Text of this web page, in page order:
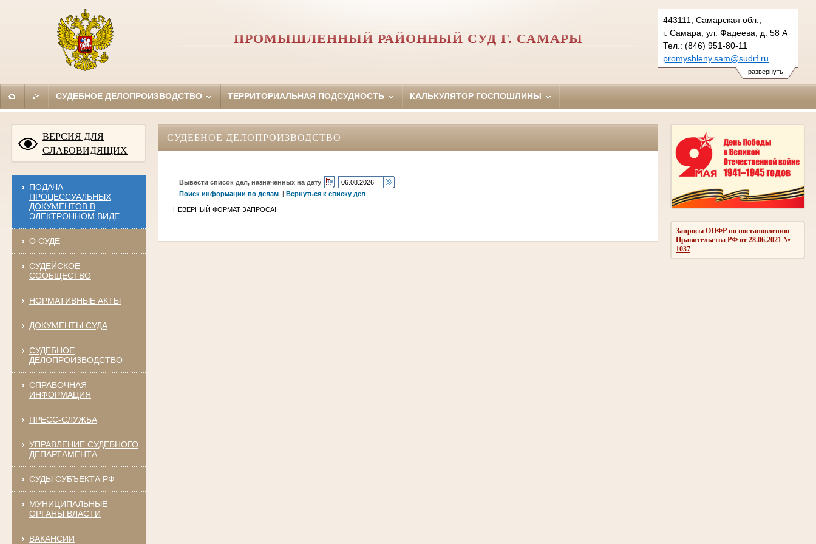
развернуть
443111, Самарская обл.,
г. Самара, ул. Фадеева, д. 58 А
Тел.: (846) 951-80-11
promyshleny.sam@sudrf.ru
ПРОМЫШЛЕННЫЙ РАЙОННЫЙ СУД Г. САМАРЫ
СУДЕБНОЕ ДЕЛОПРОИЗВОДСТВО ТЕРРИТОРИАЛЬНАЯ ПОДСУДНОСТЬ КАЛЬКУЛЯТОР ГОСПОШЛИНЫ
ВЕРСИЯ ДЛЯ
СЛАБОВИДЯЩИХ
ПОДАЧА
ПРОЦЕССУАЛЬНЫХ
ДОКУМЕНТОВ В
ЭЛЕКТРОННОМ ВИДЕ
О СУДЕ
СУДЕЙСКОЕ
СООБЩЕСТВО
НОРМАТИВНЫЕ АКТЫ
ДОКУМЕНТЫ СУДА
СУДЕБНОЕ
ДЕЛОПРОИЗВОДСТВО
СПРАВОЧНАЯ
ИНФОРМАЦИЯ
ПРЕСС-СЛУЖБА
УПРАВЛЕНИЕ СУДЕБНОГО
ДЕПАРТАМЕНТА
СУДЫ СУБЪЕКТА РФ
МУНИЦИПАЛЬНЫЕ
ОРГАНЫ ВЛАСТИ
ВАКАНСИИ
Запросы ОПФР по постановлению
Правительства РФ от 28.06.2021 №
1037
СУДЕБНОЕ ДЕЛОПРОИЗВОДСТВО
Вывести список дел, назначенных на дату
Поиск информации по делам |Вернуться к списку дел
НЕВЕРНЫЙ ФОРМАТ ЗАПРОСА!